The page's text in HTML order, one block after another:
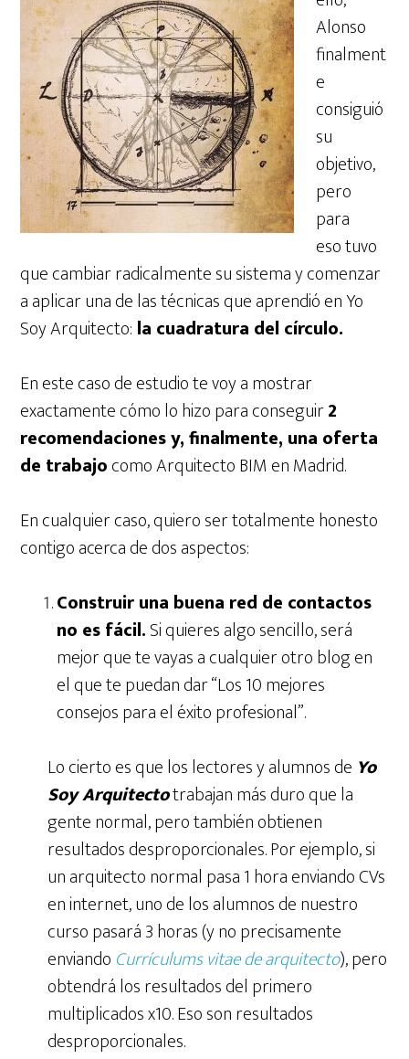
Alonso
finalment
e
consiguió
su
objetivo,
pero
para
eso tuvo
que cambiar radicalmente su sistema y comenzar
a aplicar una de las técnicas que aprendió en Yo
Soy Arquitecto: la cuadratura del círculo.
En este caso de estudio te voy a mostrar
exactamente cómo lo hizo para conseguir2
recomendaciones y, finalmente, una oferta
de trabajocomo Arquitecto BIM en Madrid.
En cualquier caso, quiero ser totalmente honesto
contigo acerca de dos aspectos:
Construir una buena red de contactos
no es fácil.Si quieres algo sencillo, será
mejor que te vayas a cualquier otro blog en
el que te puedan dar “Los 10 mejores
consejos para el éxito profesional”.
Lo cierto es que los lectores y alumnos de Yo
Soy Arquitectotrabajan más duro que la
gente normal, pero también obtienen
resultados desproporcionales. Por ejemplo, si
un arquitecto normal pasa 1 hora enviando CVs
en internet, uno de los alumnos de nuestro
curso pasará 3 horas (y no precisamente
enviando Currículums vitae de arquitecto), pero
obtendrá los resultados del primero
multiplicados x10. Eso son resultados
desproporcionales.